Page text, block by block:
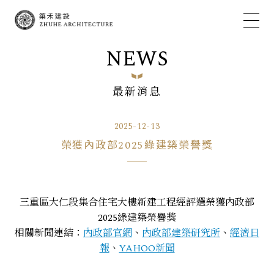
NEWS
最新消息
2025-12-13
榮獲內政部2025綠建築榮譽獎
三重區大仁段集合住宅大樓新建工程經評選榮獲內政部
2025綠建築榮譽獎
相關新聞連結： 內政部官網 、 內政部建築研究所 、 經濟日
報、 YAHOO新聞